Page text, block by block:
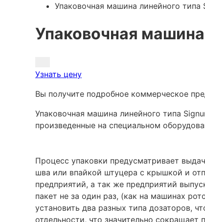
Упаковочная машина линейного типа
Упаковочная
Узнать цену
Вы получите подробное коммерческое
Упаковочная машина линейного типа
произведенные на специальном
Процесс упаковки предусматривает
шва или впайкой штуцера с крышкой и
предприятий, а так же предприятий
пакет не за один раз, (как на машинах
установить два разных типа дозаторов,
отдельности, что значительно